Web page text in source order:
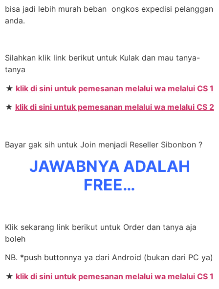
bisa jadi lebih murah beban ongkos expedisi pelanggan
anda.
Silahkan klik link berikut untuk Kulak dan mau tanya-
tanya
★ klik di sini untuk pemesanan melalui wa melalui CS 1
★ klik di sini untuk pemesanan melalui wa melalui CS 2
Bayar gak sih untuk Join menjadi Reseller Sibonbon ?
JAWABNYA ADALAH
FREE…
Klik sekarang link berikut untuk Order dan tanya aja
boleh
NB. *push buttonnya ya dari Android (bukan dari PC ya)
★ klik di sini untuk pemesanan melalui wa melalui CS 1